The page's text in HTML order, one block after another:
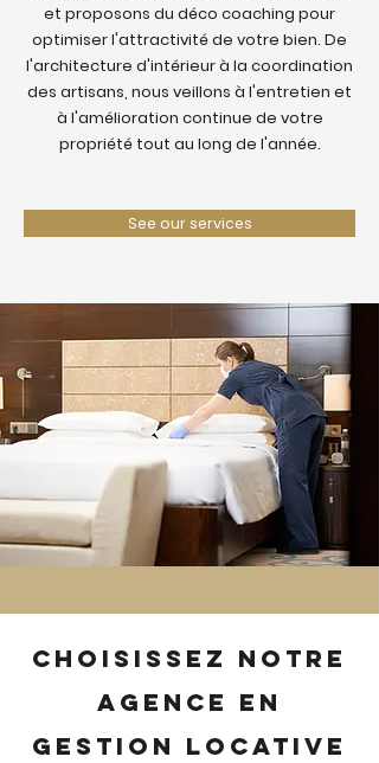
et proposons du déco coaching pour
optimiser l'attractivité de votre bien. De
l'architecture d'intérieur à la coordination
des artisans, nous veillons à l'entretien et
à l'amélioration continue de votre
propriété tout au long de l'année.
See our services
Choisissez notre
agence en
gestion locative